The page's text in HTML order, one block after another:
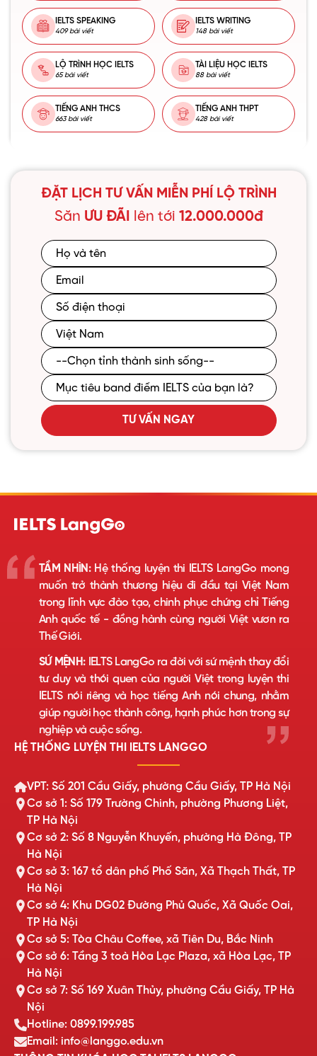
IELTS SPEAKING
409 bài viết
IELTS WRITING
148 bài viết
LỘ TRÌNH HỌC IELTS
65 bài viết
TÀI LIỆU HỌC IELTS
88 bài viết
TIẾNG ANH THCS
663 bài viết
TIẾNG ANH THPT
428 bài viết
ĐẶT LỊCH TƯ VẤN MIỄN PHÍ LỘ TRÌNH
Săn ƯU ĐÃI lên tới 12.000.000đ
TƯ VẤN NGAY
TẦM NHÌN:Hệ thống luyện thi IELTS LangGo mong
muốn trở thành thương hiệu đi đầu tại Việt Nam
trong lĩnh vực đào tạo, chinh phục chứng chỉ Tiếng
Anh quốc tế - đồng hành cùng người Việt vươn ra
Thế Giới.
SỨ MỆNH:IELTS LangGo ra đời với sứ mệnh thay đổi
tư duy và thói quen của người Việt trong luyện thi
IELTS nói riêng và học tiếng Anh nói chung, nhằm
giúp người học thành công, hạnh phúc hơn trong sự
nghiệp và cuộc sống.
HỆ THỐNG LUYỆN THI IELTS LANGGO
VPT: Số 201 Cầu Giấy, phường Cầu Giấy, TP Hà Nội
Cơ sở 1: Số 179 Trường Chinh, phường Phương Liệt,
TP Hà Nội
Cơ sở 2: Số 8 Nguyễn Khuyến, phường Hà Đông, TP
Hà Nội
Cơ sở 3: 167 tổ dân phố Phố Săn, Xã Thạch Thất, TP
Hà Nội
Cơ sở 4: Khu DG02 Đường Phủ Quốc, Xã Quốc Oai,
TP Hà Nội
Cơ sở 5: Tòa Châu Coffee, xã Tiên Du, Bắc Ninh
Cơ sở 6: Tầng 3 toà Hòa Lạc Plaza, xã Hòa Lạc, TP
Hà Nội
Cơ sở 7: Số 169 Xuân Thủy, phường Cầu Giấy, TP Hà
Nội
Hotline: 0899.199.985
Email: info@langgo.edu.vn